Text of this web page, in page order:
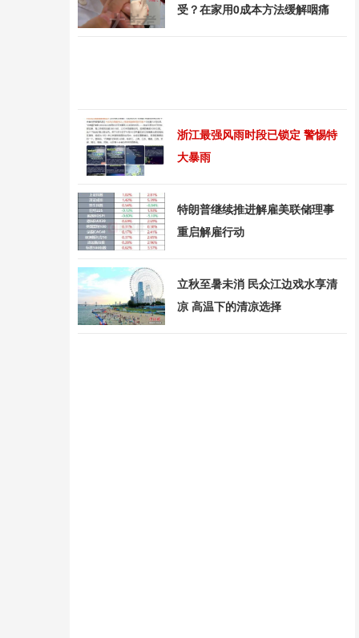
受？在家用0成本方法缓解咽痛
浙江最强风雨时段已锁定 警惕特
大暴雨
特朗普继续推进解雇美联储理事
重启解雇行动
立秋至暑未消 民众江边戏水享清
凉 高温下的清凉选择